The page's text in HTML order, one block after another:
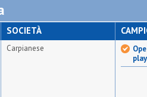
SOCIETÀ
Carpianese